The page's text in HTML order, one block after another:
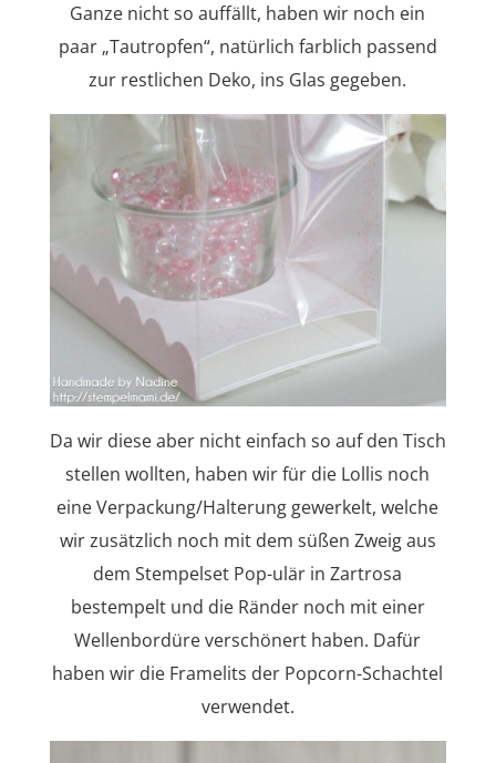
Ganze nicht so auffällt, haben wir noch ein
paar „Tautropfen“, natürlich farblich passend
zur restlichen Deko, ins Glas gegeben.
Da wir diese aber nicht einfach so auf den Tisch
stellen wollten, haben wir für die Lollis noch
eine Verpackung/Halterung gewerkelt, welche
wir zusätzlich noch mit dem süßen Zweig aus
dem Stempelset Pop-ulär in Zartrosa
bestempelt und die Ränder noch mit einer
Wellenbordüre verschönert haben. Dafür
haben wir die Framelits der Popcorn-Schachtel
verwendet.